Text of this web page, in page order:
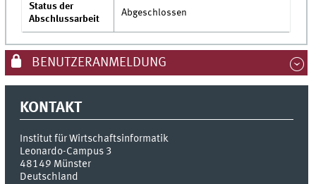
Status der
Abschlussarbeit
Abgeschlossen
BENUTZERANMELDUNG
KONTAKT
Institut für Wirtschaftsinformatik
Leonardo-Campus 3
48149 Münster
Deutschland